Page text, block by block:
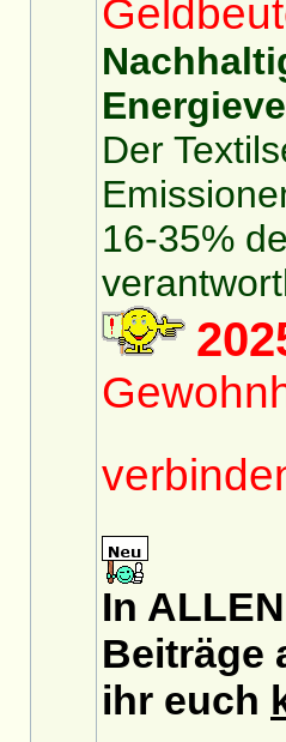
Der
16-35%
In
Beiträge
ihr euch